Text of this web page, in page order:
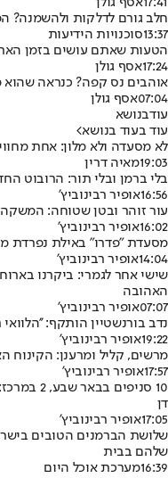
חלב גורם לדלקות ולהשמנה?
13:37סוכנויות הידיעות
הטעות שאתם עושים בזמן
17:24אסף גולן
אוהבים נס קפה? כנראה
07:04אסף גולן
עודבנושא
עוד בעוד בנושא>
לא מסעדה ולא מלון: אחת
19:03מאיה דרין
בלי ברמן ובלי תור: הרובוט
16:56אופיר רבינוביץ'
עור זוהר ובטן שטוחה:
16:02אופיר רבינוביץ'
מסעדת "פדרו" באילת נפרדת
14:04אופיר רבינוביץ'
שישי אחר לגמרי: ביקרנו
האהובה
07:07אופיר רבינוביץ'
נדב בורנשטיין הותקף:
19:22אופיר רבינוביץ'
מרשים, קליל ומרענן: הקינוח
17:57אופיר רבינוביץ'
10
דן
17:05אופיר רבינוביץ'
שלושת הברמנים הטובים
שלהם בבית
16:39מערכת אוכל היום